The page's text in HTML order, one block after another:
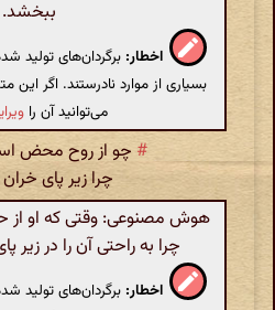
ببخشد.
اخطار: برگردان‌های
بسیاری از موارد نادرستند. اگر
می‌توانید آن را
# چو از روح محض
چرا زیر پای
هوش مصنوعی: وقتی که او از
چرا به راحتی آن را در زیر
اخطار: برگردان‌های